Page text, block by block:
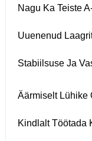
Nagu Ka Teiste
Uuenenud
Stabiilsuse Ja
Äärmiselt Lühike
Kindlalt Töötada